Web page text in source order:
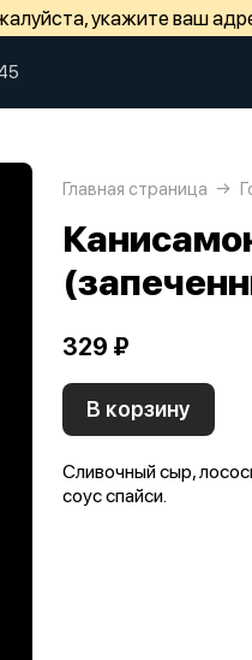
укажите ваш
Главная страница
329 ₽
В корзину
Сливочный сыр,
соус спайси.